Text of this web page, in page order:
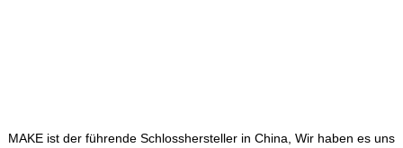
MAKE ist der führende Schlosshersteller in China, Wir haben es uns